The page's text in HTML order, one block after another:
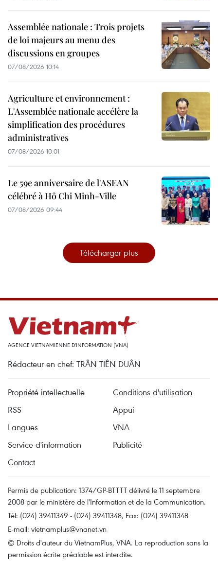
Assemblée nationale : Trois projets
de loi majeurs au menu des
discussions en groupes
07/08/2026 10:14
Agriculture et environnement :
L'Assemblée nationale accélère la
simplification des procédures
administratives
07/08/2026 10:01
Le 59e anniversaire de l'ASEAN
célébré à Hô Chi Minh-Ville
07/08/2026 09:44
Télécharger plus
AGENCE VIETNAMIENNE D'INFORMATION (VNA)
Rédacteur en chef: TRÂN TIÊN DUÂN
Propriété intellectuelle
Conditions d'utilisation
RSS
Appui
Langues
VNA
Service d'information
Publicité
Contact
Permis de publication: 1374/GP-BTTTT délivré le 11 septembre
2008 par le ministère de l'Information et de la Communication.
Tél: (024) 39411349 - (024) 39411348, Fax: (024) 39411348
E-mail: vietnamplus@vnanet.vn
© Droits d'auteur du VietnamPlus, VNA. La reproduction sans la
permission écrite préalable est interdite.